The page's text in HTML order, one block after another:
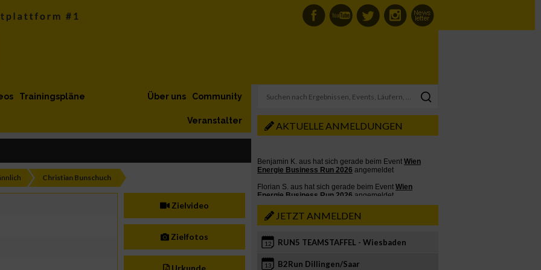
Trainingspläne Community
Über uns
Veranstalter
Christian Bunschuch
Zielvideo
Zielfotos
Urkunde
AKTUELLE ANMELDUNGEN
JETZT ANMELDEN
12 RUN5 TEAMSTAFFEL - Wiesbaden
13 B2Run Dillingen/Saar